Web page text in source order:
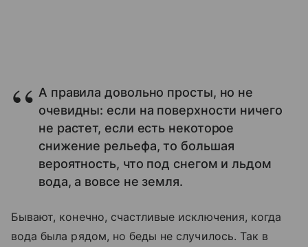
А правила довольно просты, но не
очевидны: если на поверхности ничего
не растет, если есть некоторое
снижение рельефа, то большая
вероятность, что под снегом и льдом
вода, а вовсе не земля.
Бывают, конечно, счастливые исключения, когда
вода была рядом, но беды не случилось. Так в